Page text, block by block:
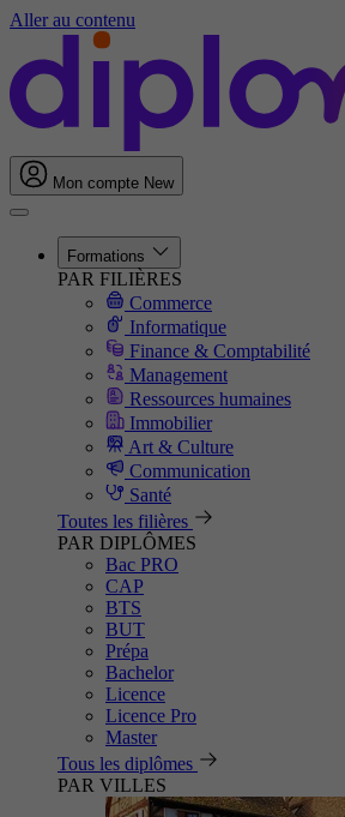
Aller au contenu
Mon compte New
Formations
PAR FILIÈRES
Commerce
Informatique
Finance & Comptabilité
Management
Ressources humaines
Immobilier
Art & Culture
Communication
Santé
Toutes les filières
PAR DIPLÔMES
Bac PRO
CAP
BTS
BUT
Prépa
Bachelor
Licence
Licence Pro
Master
Tous les diplômes
PAR VILLES